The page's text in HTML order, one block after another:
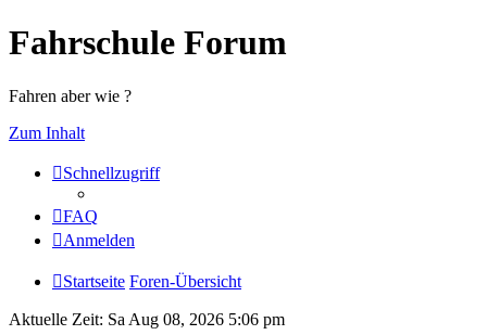
Fahrschule Forum
Fahren aber wie ?
Zum Inhalt
Schnellzugriff
FAQ
Anmelden
Startseite Foren-Übersicht
Aktuelle Zeit: Sa Aug 08, 2026 5:06 pm